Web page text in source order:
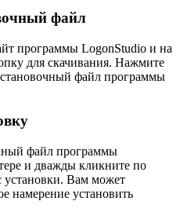
файл
программы LogonStudio и на
для скачивания. Нажмите
файл программы
файл программы
и дважды кликните по
установки. Вам может
намерение установить